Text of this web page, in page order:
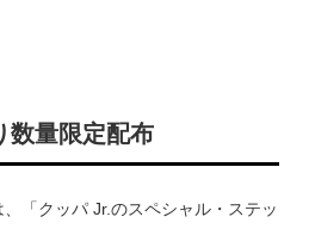
数量限定配布
「クッパ Jr.のスペシャル・ステッ